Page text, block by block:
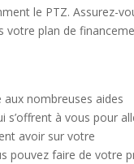
le PTZ. Assurez-
votre plan de
aux nombreuses aides
s’offrent à vous pour
avoir sur votre
pouvez faire de votre